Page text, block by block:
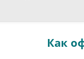
Как